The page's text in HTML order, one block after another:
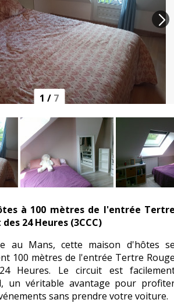
1 / 7
à 100 mètres de l'entrée
24 Heures (3CCC)
au Mans, cette maison d'hôtes
100 mètres de l'entrée Tertre
Heures. Le circuit est
un véritable avantage pour
sans prendre votre voiture.